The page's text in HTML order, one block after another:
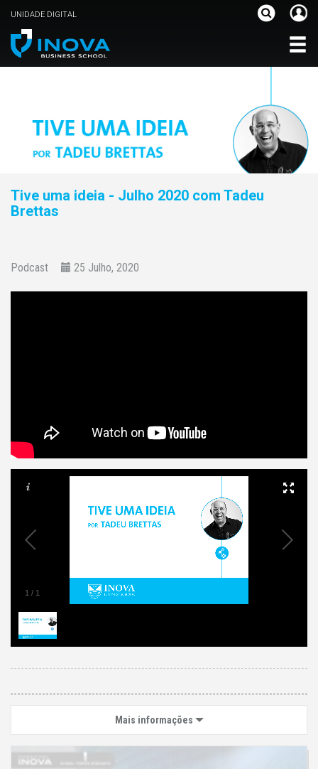
UNIDADE DIGITAL
Tive uma ideia - Julho 2020 com Tadeu
Brettas
Podcast 25 Julho, 2020
1 / 1
Mais informações